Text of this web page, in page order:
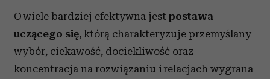
O wiele bardziej efektywna jest postawa
uczącego się, którą charakteryzuje przemyślany
wybór, ciekawość, dociekliwość oraz
koncentracja na rozwiązaniu i relacjach wygrana